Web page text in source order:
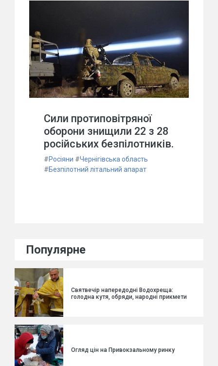
Сили протиповітряної
оборони знищили 22 з 28
російських безпілотників.
#Росіяни #Чернігівська область
#Безпілотний літальний апарат
Популярне
Святвечір напередодні Водохреща:
голодна кутя, обряди, народні прикмети
Огляд цін на Привокзальному ринку